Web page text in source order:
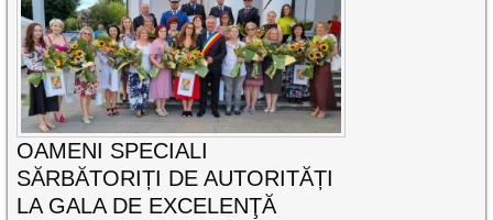
OAMENI SPECIALI
SĂRBĂTORIȚI DE AUTORITĂȚI
LA GALA DE EXCELENŢĂ